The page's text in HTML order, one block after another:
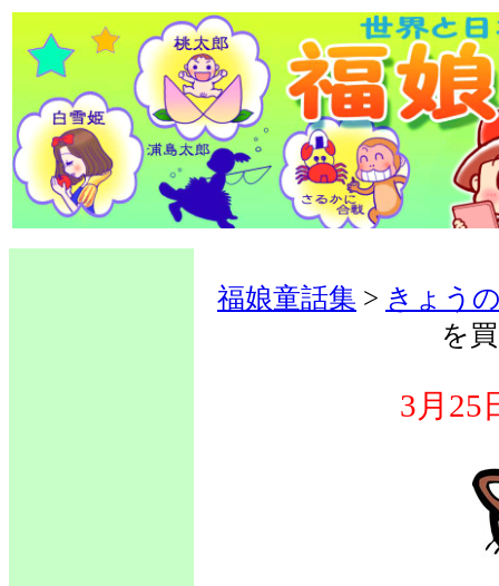
福娘童話集 > きょう
を
3月25